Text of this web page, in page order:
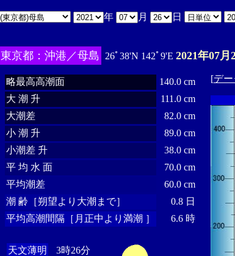
年 月 日
東京都：沖港／母島 26ﾟ38'N 142ﾟ9'E 2021年07月
略最高高潮面
140.0 cm
大 潮 升
111.0 cm
大潮差
82.0 cm
小 潮 升
89.0 cm
小潮差 升
38.0 cm
平 均 水 面
70.0 cm
平均潮差
60.0 cm
潮 齢［朔望より大潮まで］
0.8 日
平均高潮間隔［月正中より満潮 ］
6.6 時
天文薄明
3時26分
[デ